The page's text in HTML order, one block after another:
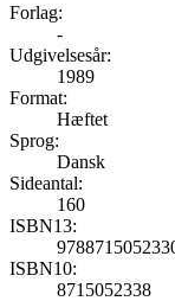
Forlag:
-
Udgivelsesår:
1989
Format:
Hæftet
Sprog:
Dansk
Sideantal:
160
ISBN13:
ISBN10:
8715052338